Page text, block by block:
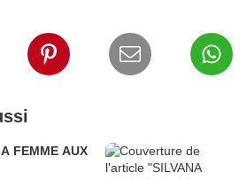
FEMME AUX